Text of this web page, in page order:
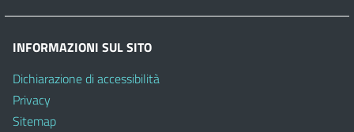
INFORMAZIONI SUL SITO
Dichiarazione di accessibilità
Privacy
Sitemap